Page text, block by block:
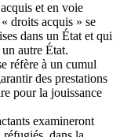
et en voie
droits acquis » se
dans un État et qui
autre État.
réfère à un cumul
des prestations
pour la jouissance
examineront